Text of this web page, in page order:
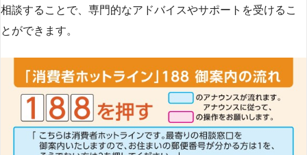
相談することで、専門的なアドバイスやサポートを受けるこ
とができます​​。